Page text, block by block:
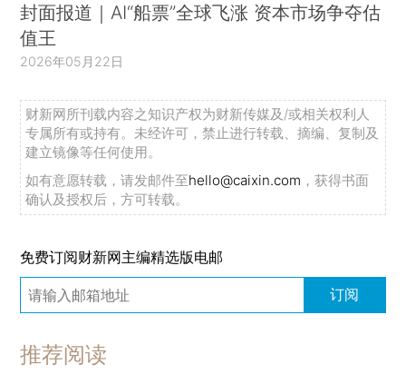
封面报道｜AI“船票”全球飞涨 资本市场争夺估
值王
2026年05月22日
财新网所刊载内容之知识产权为财新传媒及/或相关权利人
专属所有或持有。未经许可，禁止进行转载、摘编、复制及
建立镜像等任何使用。
如有意愿转载，请发邮件至hello@caixin.com ，获得书面
确认及授权后，方可转载。
免费订阅财新网主编精选版电邮
订阅
推荐阅读